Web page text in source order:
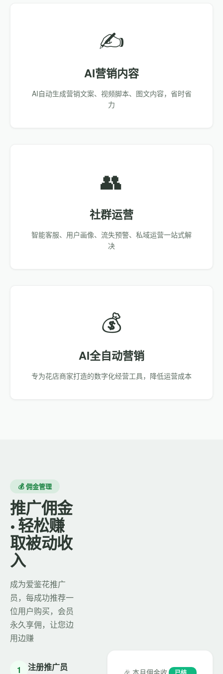
✍️
AI营销内容
AI自动生成营销文案、视频脚本、图文内容，省时省
力
👥
社群运营
智能客服、用户画像、流失预警、私域运营一站式解
决
💰
AI全自动营销
专为花店商家打造的数字化经营工具，降低运营成本
💰 佣金管理
推广佣金
· 轻松赚
取被动收
入
成为爱鉴花推广
员，每成功推荐一
位用户购买，会员
永久享佣，让您边
用边赚
1 注册推广员 🎉 本月佣金收